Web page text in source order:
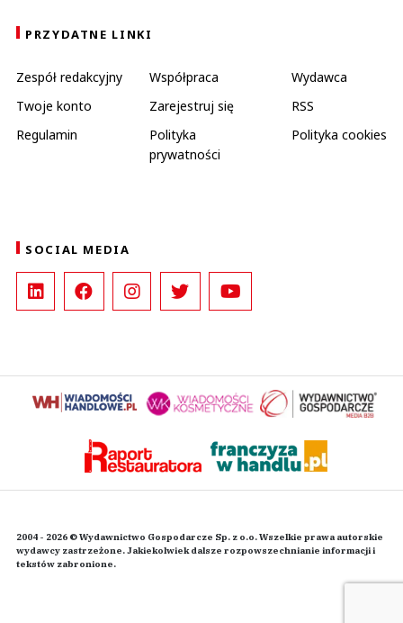
PRZYDATNE LINKI
Zespół redakcyjny Współpraca
Wydawca
Twoje konto
Zarejestruj się
RSS
Regulamin
Polityka
prywatności
Polityka cookies
SOCIAL MEDIA
2004 - 2026 © Wydawnictwo Gospodarcze Sp. z o.o. Wszelkie prawa autorskie
wydawcy zastrzeżone. Jakiekolwiek dalsze rozpowszechnianie informacji i
tekstów zabronione.